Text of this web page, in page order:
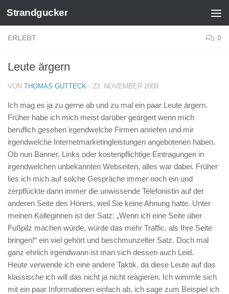
Zum Inhalt springen
Strandgucker
ERLEBT 0
Leute ärgern
VON THOMAS GUTTECK · 23. NOVEMBER 2009
Ich mag es ja zu gerne ab und zu mal ein paar Leute ärgern.
Früher habe ich mich meist darüber geärgert wenn mich
beruflich gesehen irgendwelche Firmen anriefen und mir
irgendwelche Internetmarketingleistungen angebotenen haben.
Ob nun Banner, Links oder kostenpflichtige Eintragungen in
irgendwelchen unbekannten Webseiten, alles war dabei. Früher
lies ich mich auf solche Gespräche immer noch ein und
zerpflückte dann immer die unwissende Telefonistin auf der
anderen Seite des Hörers, weil Sie keine Ahnung hatte. Unter
meinen Kolleginnen ist der Satz: „Wenn ich eine Seite über
Fußpilz machen würde, würde das mehr Traffic, als Ihre Seite
bringen!“ ein viel gehört und beschmunzelter Satz. Doch mal
ganz ehrlich irgendwann ist man sich dessen auch Leid.
Heute verwende ich eine andere Taktik, da diese Leute auf das
klassische ich will das nicht ja nicht reagieren. Ich wimmle sich
mit ein paar Informationen einfach ab, ich sage zum Beispiel ich